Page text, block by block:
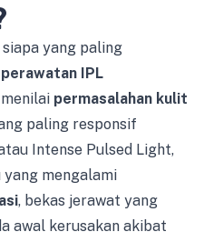
yang paling
perawatan IPL
permasalahan kulit
paling responsif
Intense Pulsed Light,
mengalami
, bekas jerawat yang
awal kerusakan akibat